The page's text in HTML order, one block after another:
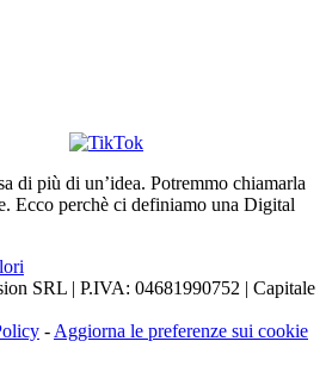
di più di un’idea. Potremmo chiamarla
Ecco perchè ci definiamo una Digital
SRL | P.IVA: 04681990752 | Capitale
- Aggiorna le preferenze sui cookie